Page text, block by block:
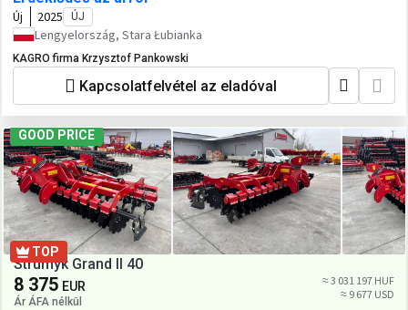
Új 2025 ÚJ
Lengyelország, Stara Łubianka
KAGRO firma Krzysztof Pankowski
Kapcsolatfelvétel az eladóval
GOOD PRICE
TOP
Strumyk Grand II 40
8 375 EUR
Ár ÁFA nélkül
≈ 3 031 197 HUF
≈ 9 677 USD